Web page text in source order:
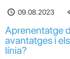
09.08.2023
Aprenentatge
avantatges i
línia?